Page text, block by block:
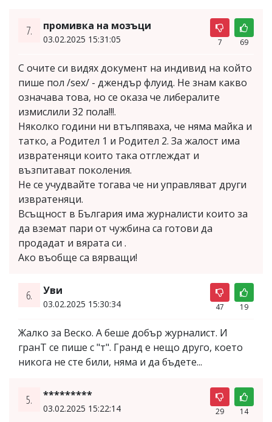
7. промивка на мозъци
03.02.2025 15:31:05 7 69
С очите си видях документ на индивид на който
пише пол /sex/ - джендър флуид. Не знам какво
означава това, но се оказа че либералите
измислили 32 пола!!!.
Няколко години ни втълпяваха, че няма майка и
татко, а Родител 1 и Родител 2. За жалост има
извратеняци които така отглеждат и
възпитават поколения.
Не се учудвайте тогава че ни управляват други
извратеняци.
Всъщност в България има журналисти които за
да вземат пари от чужбина са готови да
продадат и вярата си .
Ако въобще са вярващи!
6. Уви
03.02.2025 15:30:34 47 19
Жалко за Веско. А беше добър журналист. И
гранТ се пише с "т". Гранд е нещо друго, което
никога не сте били, няма и да бъдете...
5. *********
03.02.2025 15:22:14 29 14